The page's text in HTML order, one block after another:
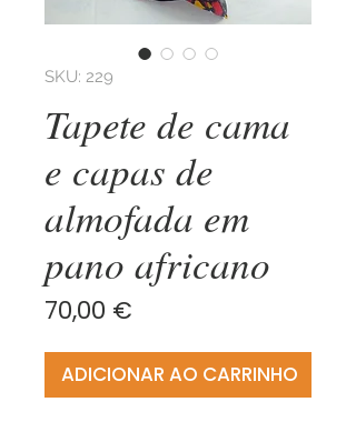
SKU: 229
Tapete de cama
e capas de
almofada em
pano africano
70,00 €
ADICIONAR AO CARRINHO